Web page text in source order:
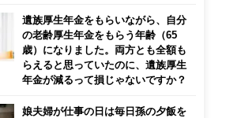
遺族厚生年金をもらいながら、自分
の老齢厚生年金をもらう年齢（65
歳）になりました。両方とも全額も
らえると思っていたのに、遺族厚生
年金が減るって損じゃないですか？
娘夫婦が仕事の日は毎日孫の夕飯を